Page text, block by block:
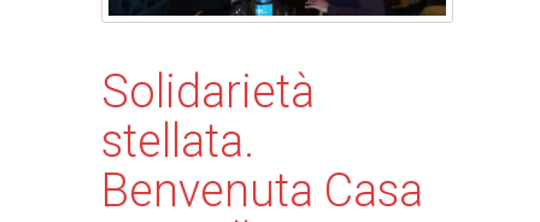
Solidarietà
stellata.
Benvenuta Casa